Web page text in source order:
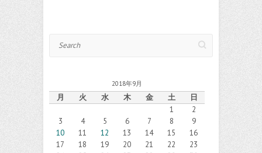
2018年9月
月 火 水 木 金 土
日
1
2
3
4 5 6 7 8
9
10
11 12 13 14 15
16
17
18 19 20 21 22
23